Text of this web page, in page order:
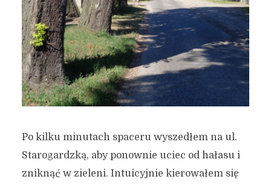
Po kilku minutach spaceru wyszedłem na ul.
Starogardzką, aby ponownie uciec od hałasu i
zniknąć w zieleni. Intuicyjnie kierowałem się